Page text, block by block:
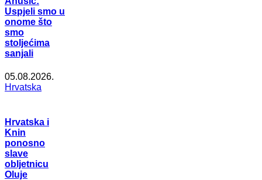
Uspjeli smo u
onome što
smo
stoljećima
sanjali
05.08.2026.
Hrvatska
Hrvatska i
Knin
ponosno
slave
obljetnicu
Oluje